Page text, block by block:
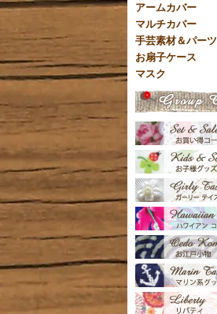
アームカバー
マルチカバー
手芸素材＆パーツ
お扇子ケース
マスク